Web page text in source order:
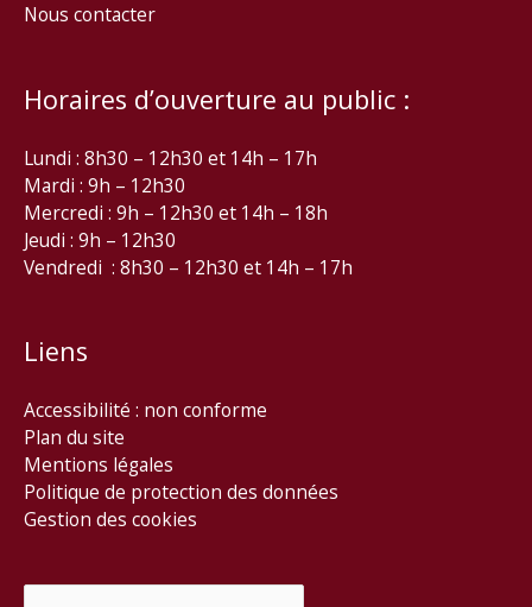
Nous contacter
Horaires d’ouverture au public :
Lundi : 8h30 – 12h30 et 14h – 17h
Mardi : 9h – 12h30
Mercredi : 9h – 12h30 et 14h – 18h
Jeudi : 9h – 12h30
Vendredi : 8h30 – 12h30 et 14h – 17h
Liens
Accessibilité : non conforme
Plan du site
Mentions légales
Politique de protection des données
Gestion des cookies